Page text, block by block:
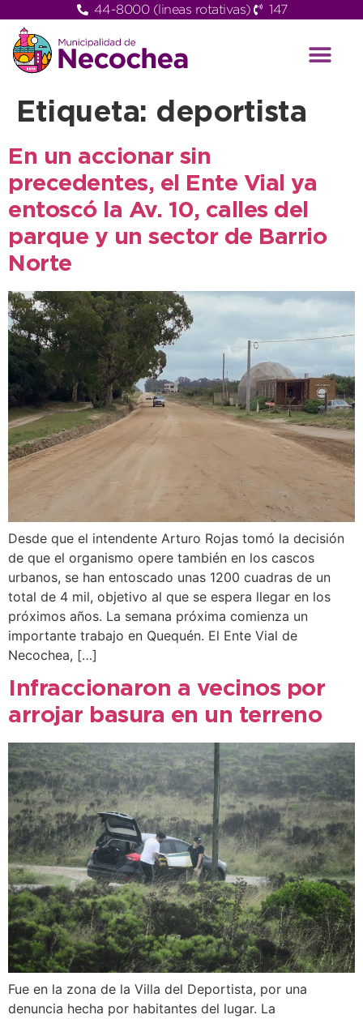
44-8000 (lineas rotativas) 147
Etiqueta: deportista
En un accionar sin
precedentes, el Ente Vial ya
entoscó la Av. 10, calles del
parque y un sector de Barrio
Norte
Desde que el intendente Arturo Rojas tomó la decisión
de que el organismo opere también en los cascos
urbanos, se han entoscado unas 1200 cuadras de un
total de 4 mil, objetivo al que se espera llegar en los
próximos años. La semana próxima comienza un
importante trabajo en Quequén. El Ente Vial de
Necochea, […]
Infraccionaron a vecinos por
arrojar basura en un terreno
Fue en la zona de la Villa del Deportista, por una
denuncia hecha por habitantes del lugar. La